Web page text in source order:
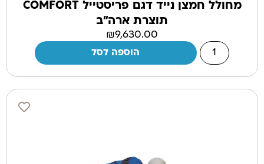
מחולל חמצן נייד דגם פריסטייל COMFORT
תוצרת ארה"ב
₪9,630.00
הוספה לסל